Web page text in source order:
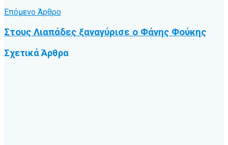
Επόμενο Άρθρο
Στους Λιαπάδες ξαναγύρισε ο Φάνης Φούκης
ΣχετικάΆρθρα